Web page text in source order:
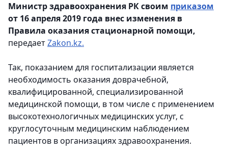
Министр здравоохранения РК своим приказом
от 16 апреля 2019 года внес изменения в
Правила оказания стационарной помощи,
передаетZakon.kz.
Так, показанием для госпитализации является
необходимость оказания доврачебной,
квалифицированной, специализированной
медицинской помощи, в том числе с применением
высокотехнологичных медицинских услуг, с
круглосуточным медицинским наблюдением
пациентов в организациях здравоохранения.